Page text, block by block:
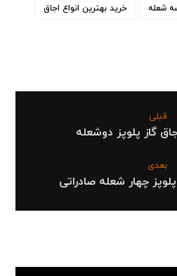
شعله خرید بهترین انواع اجاق
قبلی
گاز پلوپز دوشعله
بعدی
چهار شعله صادراتی